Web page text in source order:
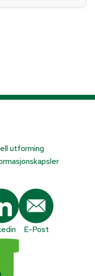
utforming
E-Post